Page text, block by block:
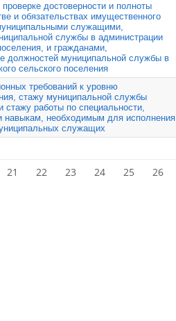
достоверности и полноты
и обязательствах имущественного
служащими,
службы в администрации
и гражданами,
должностей муниципальной службы в
сельского поселения
требований к уровню
стажу муниципальной службы
стажу работы по специальности,
навыкам, необходимым для исполнения
служащих
21 22 23 24 25 26